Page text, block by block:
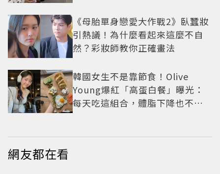
《母胎單身戀愛大作戰2》臥蠶妝
引熱議！為什麼看起來這麼不自
然？彩妝師教你正確畫法
韓國女生不是靠節食！Olive
Young爆紅「高蛋白餐」曝光：
每天吃這組合，體脂下降也不怕
網友都在看